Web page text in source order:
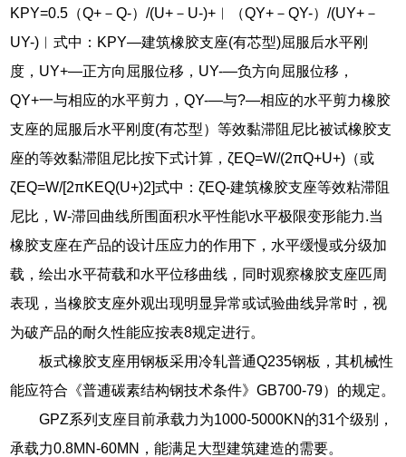
KPY=0.5（Q+－Q-）/(U+－U-)+︱（QY+－QY-）/(UY+－
UY-)︱式中：KPY―建筑橡胶支座(有芯型)屈服后水平刚
度，UY+―正方向屈服位移，UY-―负方向屈服位移，
QY+一与相应的水平剪力，QY-―与?—相应的水平剪力橡胶
支座的屈服后水平刚度(有芯型）等效黏滞阻尼比被试橡胶支
座的等效黏滞阻尼比按下式计算，ζEQ=W/(2πQ+U+)（或
ζEQ=W/[2πKEQ(U+)2]式中：ζEQ-建筑橡胶支座等效粘滞阻
尼比，W-滞回曲线所围面积水平性能\水平极限变形能力.当
橡胶支座在产品的设计压应力的作用下，水平缓慢或分级加
载，绘出水平荷载和水平位移曲线，同时观察橡胶支座匹周
表现，当橡胶支座外观出现明显异常或试验曲线异常时，视
为破产品的耐久性能应按表8规定进行。
板式橡胶支座用钢板采用冷轧普通Q235钢板，其机械性
能应符合《普逋碳素结构钢技术条件》GB700-79）的规定。
GPZ系列支座目前承载力为1000-5000KN的31个级别，
承载力0.8MN-60MN，能满足大型建筑建造的需要。